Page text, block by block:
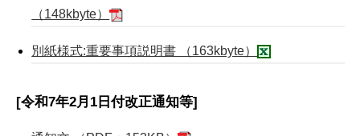
（148kbyte）
別紙様式:重要事項説明書 （163kbyte）
[令和7年2月1日付改正通知等]